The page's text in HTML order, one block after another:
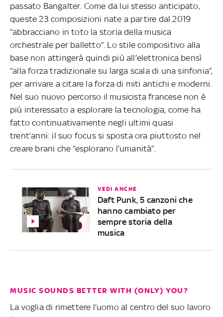
passato Bangalter. Come da lui stesso anticipato,
queste 23 composizioni nate a partire dal 2019
“abbracciano in toto la storia della musica
orchestrale per balletto”. Lo stile compositivo alla
base non attingerà quindi più all’elettronica bensì
“alla forza tradizionale su larga scala di una sinfonia”,
per arrivare a citare la forza di miti antichi e moderni.
Nel suo nuovo percorso il musicista francese non è
più interessato a esplorare la tecnologia, come ha
fatto continuativamente negli ultimi quasi
trent’anni: il suo focus si sposta ora piuttosto nel
creare brani che “esplorano l’umanità”.
VEDI ANCHE
Daft Punk, 5 canzoni che
hanno cambiato per
sempre storia della
musica
MUSIC SOUNDS BETTER WITH (ONLY) YOU?
La voglia di rimettere l’uomo al centro del suo lavoro